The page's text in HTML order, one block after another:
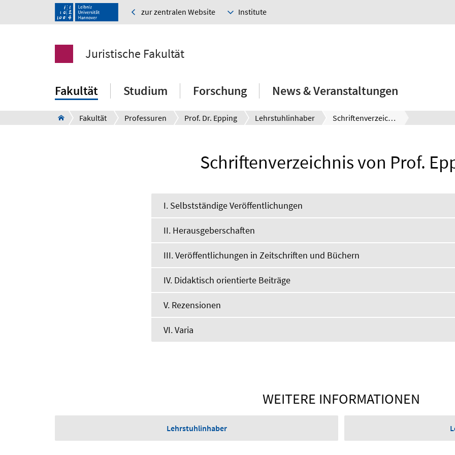
zur zentralen Website Institute
Juristische Fakultät
Fakultät Studium Forschung News & Veranstaltungen
Fakultät Professuren Prof. Dr. Epping Lehrstuhlinhaber Schriftenverzeichnis
Schriftenverzeichnis von Prof.
I. Selbstständige Veröffentlichungen
II. Herausgeberschaften
III. Veröffentlichungen in Zeitschriften und Büchern
IV. Didaktisch orientierte Beiträge
V. Rezensionen
VI. Varia
WEITERE INFORMATIONEN
Lehrstuhlinhaber